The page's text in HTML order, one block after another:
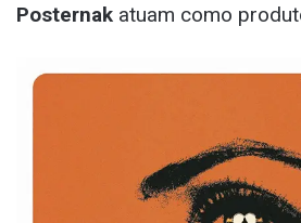
Posternak atuam como